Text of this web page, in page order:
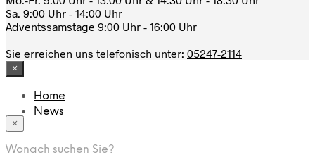
Sa. 9:00 Uhr - 14:00 Uhr
Adventssamstage 9:00 Uhr - 16:00 Uhr
Sie erreichen uns telefonisch unter: 05247-2114
×
Home
News
App
×
Wonach suchen Sie?